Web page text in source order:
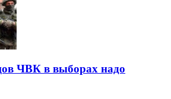
ЧВК в выборах надо